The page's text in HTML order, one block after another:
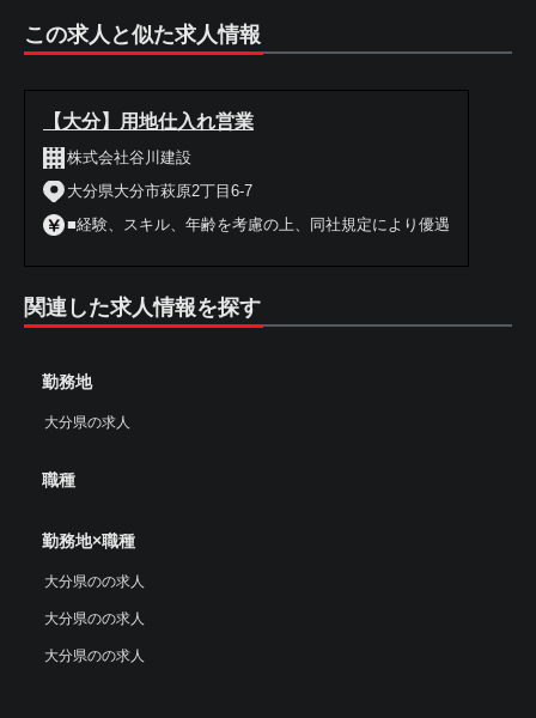
この求人と似た求人情報
【大分】用地仕入れ営業
株式会社谷川建設
大分県大分市萩原2丁目6-7
■経験、スキル、年齢を考慮の上、同社規定により優遇
関連した求人情報を探す
勤務地
大分県の求人
職種
勤務地×職種
大分県のの求人
大分県のの求人
大分県のの求人